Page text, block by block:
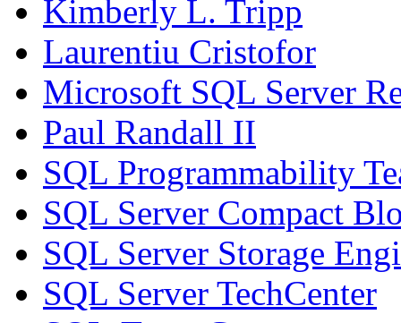
Kimberly L. Tripp
Laurentiu Cristofor
Microsoft SQL Server
Paul Randall II
SQL Programmability
SQL Server Compact
SQL Server Storage
SQL Server TechCenter